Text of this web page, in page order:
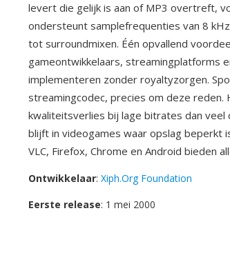
levert die gelijk is aan of MP3 overtreft,
ondersteunt samplefrequenties van 8
tot surroundmixen. Één opvallend
gameontwikkelaars, streamingplatforms
implementeren zonder royaltyzorgen.
streamingcodec, precies om deze
kwaliteitsverlies bij lage bitrates dan
blijft in videogames waar opslag beperkt
VLC, Firefox, Chrome en Android bieden
Ontwikkelaar: Xiph.Org Foundation
Eerste release: 1 mei 2000